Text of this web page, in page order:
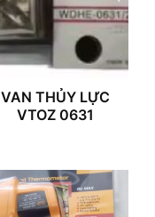
VAN THỦY LỰC
VTOZ 0631